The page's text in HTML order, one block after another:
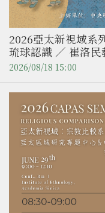
2026亞太新視域系
琉球認識 ／ 崔洛
題研究所）
2026/08/18 15:00